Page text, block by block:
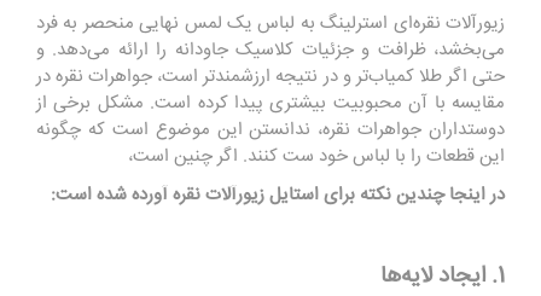
زیورآلات نقره‌ای استرلینگ به لباس یک لمس نهایی منحصر به فرد
می‌بخشد، ظرافت و جزئیات کلاسیک جاودانه را ارائه می‌دهد. و
حتی اگر طلا کمیاب‌تر و در نتیجه ارزشمندتر است، جواهرات نقره در
مقایسه با آن محبوبیت بیشتری پیدا کرده است. مشکل برخی از
دوستداران جواهرات نقره، ندانستن این موضوع است که چگونه
این قطعات را با لباس خود ست کنند. اگر چنین است،
در اینجا چندین نکته برای استایل زیورآلات نقره آورده شده است:
1. ایجاد لایه‌ها